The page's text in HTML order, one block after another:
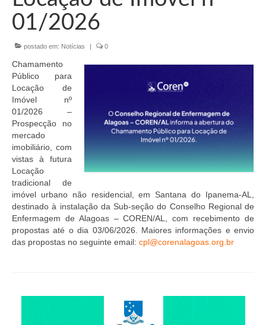
Conselheiros e Diretoria
Câmaras Técnicas
Carta de Serviços ao Cidadão
Governança
Transparência e Prestação de Contas
Eleições
Eleições Triênio 2027-2029
Eleições 2023
Eleições Anteriores
Agenda do presidente
01/2026
postado em: Notícias | 0
Chamamento
Público para
Locação de
Imóvel nº
01/2026 –
Prospecção no
mercado
imobiliário, com
vistas à futura
Locação
tradicional de
imóvel urbano não residencial, em Santana do Ipanema-AL,
destinado à instalação da Sub-seção do Conselho Regional de
Enfermagem de Alagoas – COREN/AL, com recebimento de
propostas até o dia 03/06/2026. Maiores informações e envio
das propostas no seguinte email: cpl@corenalagoas.org.br